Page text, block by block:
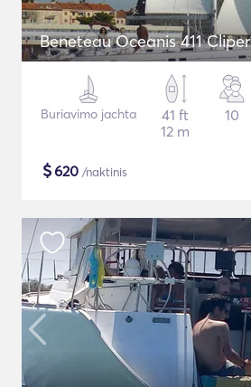
Beneteau Oceanis 411 Cliper
Buriavimo jachta
41 ft
12 m
10
$620 /naktinis